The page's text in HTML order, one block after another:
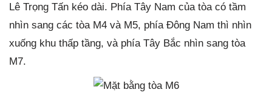
Lê Trọng Tấn kéo dài. Phía Tây Nam của tòa có tầm
nhìn sang các tòa M4 và M5, phía Đông Nam thì nhìn
xuống khu thấp tầng, và phía Tây Bắc nhìn sang tòa
M7.